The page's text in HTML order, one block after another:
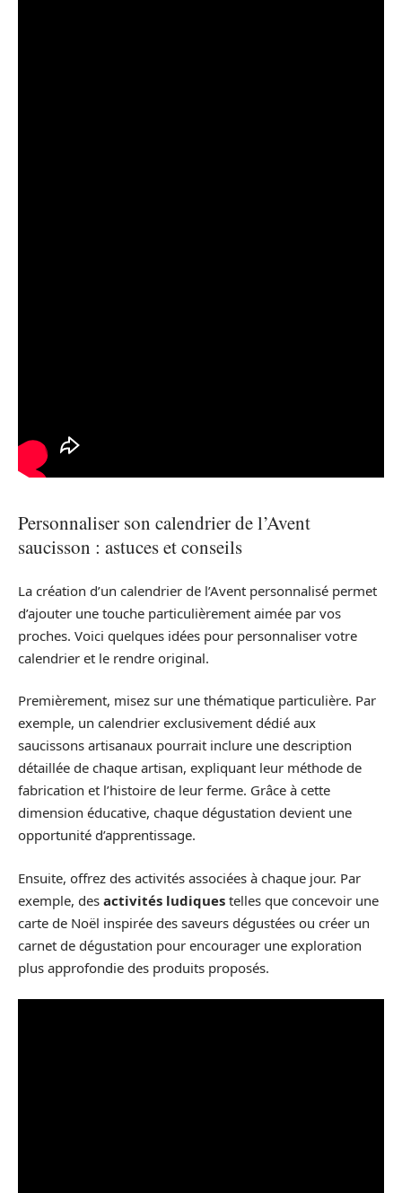
Personnaliser son calendrier de l’Avent
saucisson : astuces et conseils
La création d’un calendrier de l’Avent personnalisé permet
d’ajouter une touche particulièrement aimée par vos
proches. Voici quelques idées pour personnaliser votre
calendrier et le rendre original.
Premièrement, misez sur une thématique particulière. Par
exemple, un calendrier exclusivement dédié aux
saucissons artisanaux pourrait inclure une description
détaillée de chaque artisan, expliquant leur méthode de
fabrication et l’histoire de leur ferme. Grâce à cette
dimension éducative, chaque dégustation devient une
opportunité d’apprentissage.
Ensuite, offrez des activités associées à chaque jour. Par
exemple, des activités ludiques telles que concevoir une
carte de Noël inspirée des saveurs dégustées ou créer un
carnet de dégustation pour encourager une exploration
plus approfondie des produits proposés.